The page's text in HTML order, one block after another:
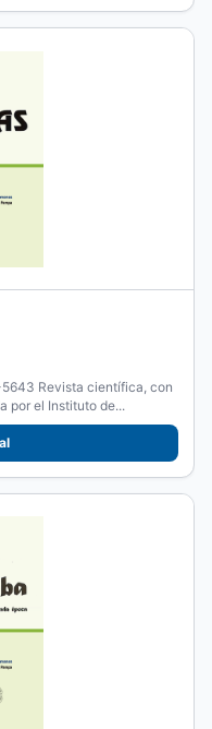
por el Instituto de...